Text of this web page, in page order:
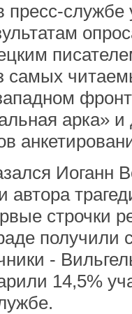
службе
самых
арка» и
Иоганн
автора
строчки
-
14,5%